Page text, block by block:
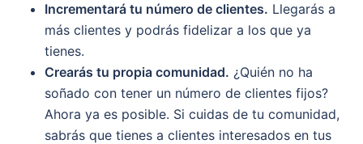
Incrementará tu número de clientes. Llegarás a
más clientes y podrás fidelizar a los que ya
tienes.
Crearás tu propia comunidad. ¿Quién no ha
soñado con tener un número de clientes fijos?
Ahora ya es posible. Si cuidas de tu comunidad,
sabrás que tienes a clientes interesados en tus